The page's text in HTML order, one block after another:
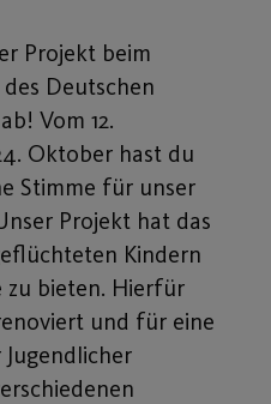
Projekt beim
Deutschen
Vom 12.
Oktober hast du
Stimme für unser
Projekt hat das
Kindern
zu bieten. Hierfür
und für eine